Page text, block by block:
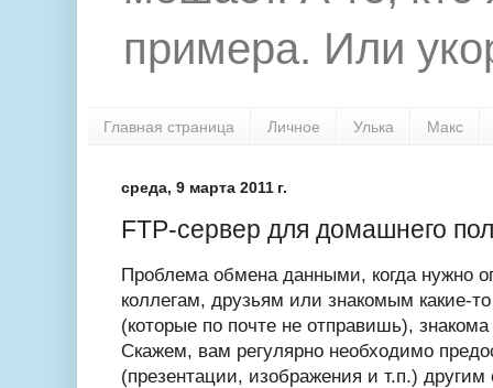
примера. Или
Главная страница Личное Улька Макс
среда, 9 марта 2011 г.
FTP-сервер для домашнего
Проблема обмена данными, когда нужно
коллегам, друзьям или знакомым какие-
(которые по почте не отправишь),
Скажем, вам регулярно необходимо
(презентации, изображения и т.п.)